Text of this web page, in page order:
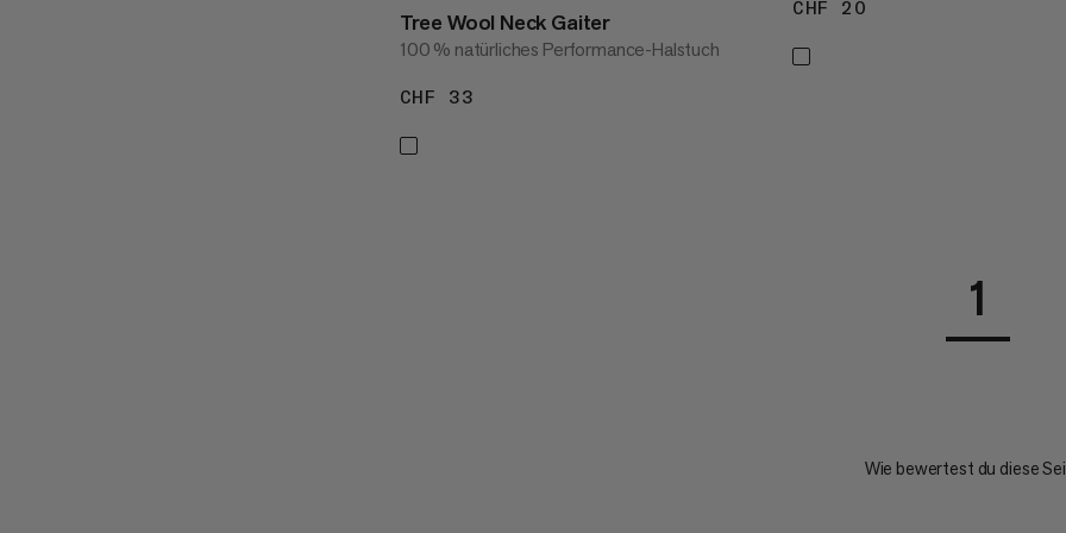
Tree Wool Neck Gaiter
100 % natürliches Performance-Halstuch
CHF 33
CHF 20
1
Wie bewertest du diese